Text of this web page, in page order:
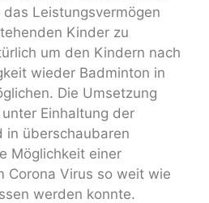
Leistungsvermögen
Kinder zu
um den Kindern nach
wieder Badminton in
Die Umsetzung
Einhaltung der
in überschaubaren
Möglichkeit einer
Corona Virus so weit wie
werden konnte.